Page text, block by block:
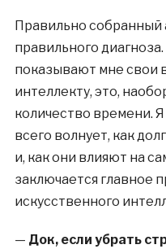
Правильно собранный
правильного
показывают мне свои
интеллекту, это,
количество времени.
всего волнует, как
и, как они влияют на
заключается главное
искусственного
— Док, если убрать